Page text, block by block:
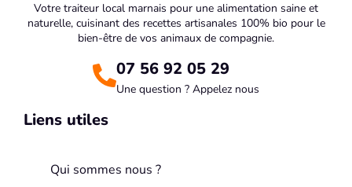
Votre traiteur local marnais pour une alimentation saine et
naturelle, cuisinant des recettes artisanales 100% bio pour le
bien-être de vos animaux de compagnie.
07 56 92 05 29
Une question ? Appelez nous
Liens utiles
Qui sommes nous ?